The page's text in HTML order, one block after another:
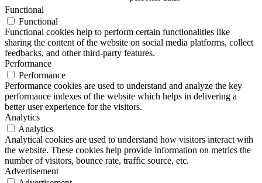
Functional
Functional
Functional cookies help to perform certain functionalities like
sharing the content of the website on social media platforms, collect
feedbacks, and other third-party features.
Performance
Performance
Performance cookies are used to understand and analyze the key
performance indexes of the website which helps in delivering a
better user experience for the visitors.
Analytics
Analytics
Analytical cookies are used to understand how visitors interact with
the website. These cookies help provide information on metrics the
number of visitors, bounce rate, traffic source, etc.
Advertisement